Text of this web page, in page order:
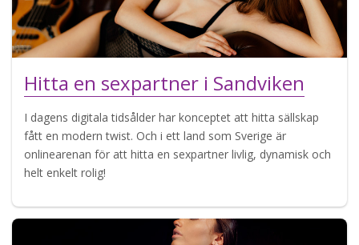
Hitta en sexpartner i Sandviken
I dagens digitala tidsålder har konceptet att hitta sällskap
fått en modern twist. Och i ett land som Sverige är
onlinearenan för att hitta en sexpartner livlig, dynamisk och
helt enkelt rolig!